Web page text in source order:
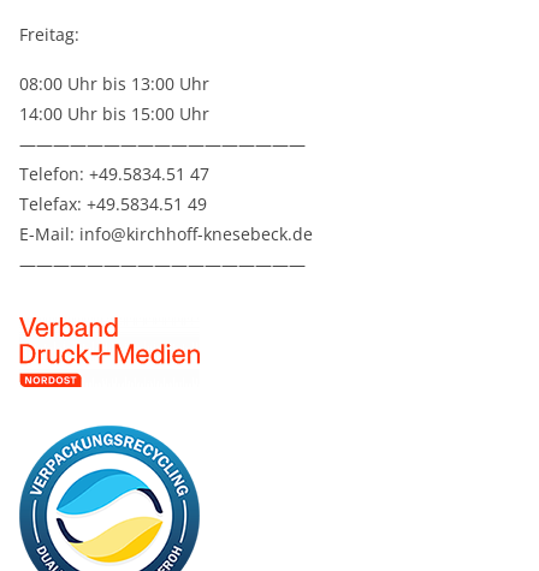
Freitag:
08:00 Uhr bis 13:00 Uhr
14:00 Uhr bis 15:00 Uhr
—————————————————
Telefon: +49.5834.51 47
Telefax: +49.5834.51 49
E-Mail: info@kirchhoff-knesebeck.de
—————————————————